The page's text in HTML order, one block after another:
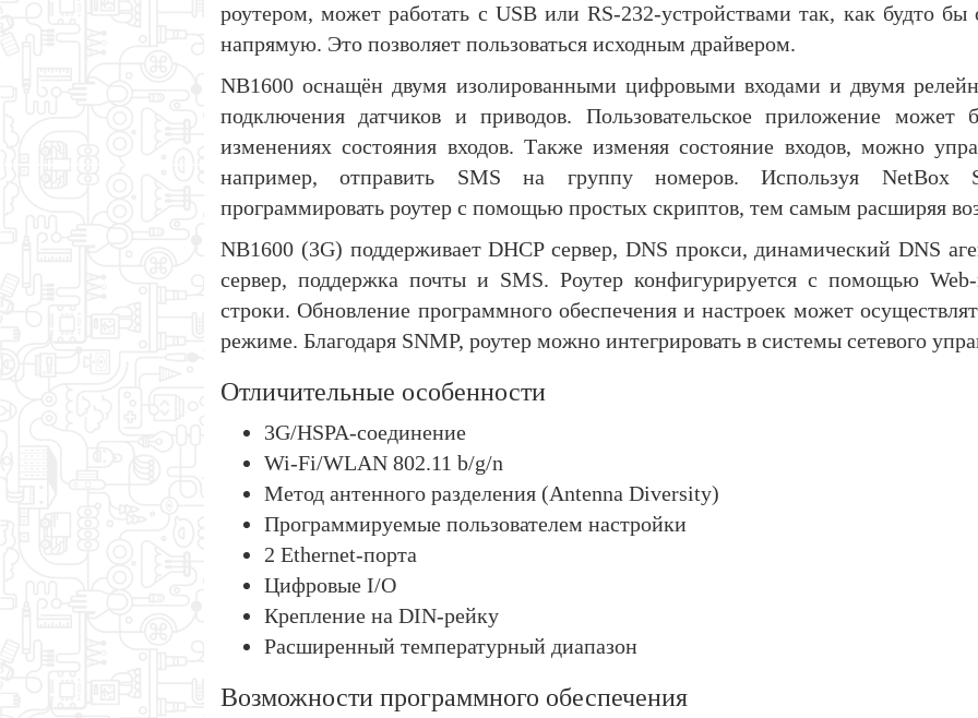
роутером, может работать с USB или RS-232-устройствами так, как будто
напрямую. Это позволяет пользоваться исходным драйвером.
NB1600 оснащён двумя изолированными цифровыми входами и двумя
подключения датчиков и приводов. Пользовательское приложение может
изменениях состояния входов. Также изменяя состояние входов, можно
например, отправить SMS на группу номеров. Используя NetBox
программировать роутер с помощью простых скриптов, тем самым расширяя
NB1600 (3G) поддерживает DHCP сервер, DNS прокси, динамический DNS
сервер, поддержка почты и SMS. Роутер конфигурируется с помощью
строки. Обновление программного обеспечения и настроек может
режиме. Благодаря SNMP, роутер можно интегрировать в системы сетевого
Отличительные особенности
3G/HSPA-соединение
Wi-Fi/WLAN 802.11 b/g/n
Метод антенного разделения (Antenna Diversity)
Программируемые пользователем настройки
2 Ethernet-порта
Цифровые I/O
Крепление на DIN-рейку
Расширенный температурный диапазон
Возможности программного обеспечения